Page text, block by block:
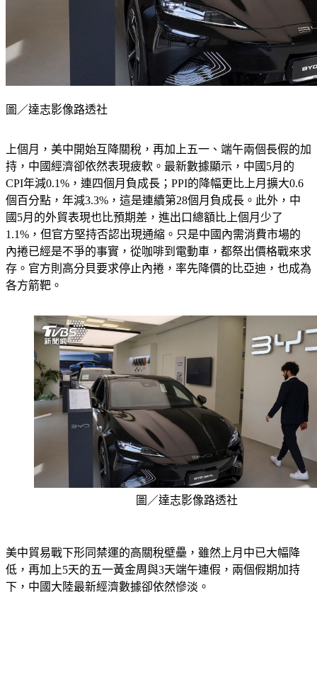
圖／達志影像路透社
上個月，美中開始互降關稅，再加上五一、端午兩個長假的加
持，中國經濟卻依然表現疲軟。最新數據顯示，中國5月的
CPI年減0.1%，連四個月負成長；PPI的降幅更比上月擴大0.6
個百分點，年減3.3%，這是連續第28個月負成長。此外，中
國5月的外貿表現也比預期差，進出口總額比上個月少了
1.1%，但官方堅持否認出現通縮。只是中國內需消費市場的
內捲已經是不爭的事實，從咖啡到電動車，都祭出價格戰來求
存。官方則高分貝要求停止內捲，率先降價的比亞迪，也成為
各方箭靶。
圖／達志影像路透社
美中貿易戰下形同禁運的高關稅壁壘，雖然上月中已大幅降
低，再加上5天的五一黃金周與3天端午連假，兩個假期加持
下，中國大陸最新經濟數據卻依然慘淡。